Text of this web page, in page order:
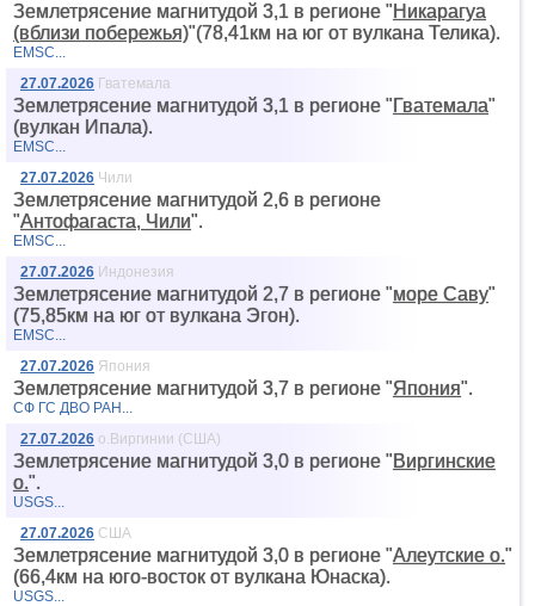
Землетрясение магнитудой 3,1 в регионе " Никарагуа
(вблизи побережья)"(78,41км на юг от вyлкана Телика).
EMSC...
27.07.2026 Гватемала
Землетрясение магнитудой 3,1 в регионе " Гватемала"
(вулкан Ипала).
EMSC...
27.07.2026 Чили
Землетрясение магнитудой 2,6 в регионе
"Антофагаста, Чили".
EMSC...
27.07.2026 Индонезия
Землетрясение магнитудой 2,7 в регионе "море Саву"
(75,85км на юг от вyлкана Эгон).
EMSC...
27.07.2026 Япония
Землетрясение магнитудой 3,7 в регионе "Япония".
СФ ГС ДВО РАН...
27.07.2026 о.Виргинии (США)
Землетрясение магнитудой 3,0 в регионе " Виргинские
о.".
USGS...
27.07.2026 США
Землетрясение магнитудой 3,0 в регионе "Алеутские о."
(66,4км на юго-восток от вyлкана Юнаска).
USGS...